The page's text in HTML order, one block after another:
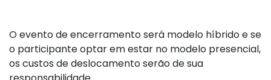
O evento de encerramento será modelo híbrido e se
o participante optar em estar no modelo presencial,
os custos de deslocamento serão de sua